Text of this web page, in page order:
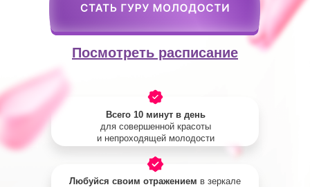
Всего 10 минут в день
для совершенной красоты
и непроходящей молодости
Любуйся своим отражением в зеркале
Посмотреть расписание